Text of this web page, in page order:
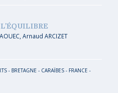
, Arnaud ARCIZET
- BRETAGNE - CARAÏBES- FRANCE -